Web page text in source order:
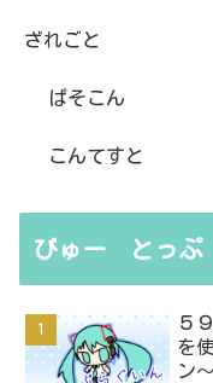
ざれごと
ぱそこん
こんてすと
びゅー とっ
５
を
ン